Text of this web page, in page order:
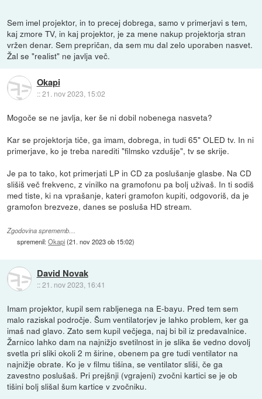
Sem imel projektor, in to precej dobrega, samo v primerjavi s tem,
kaj zmore TV, in kaj projektor, je za mene nakup projektorja stran
vržen denar. Sem prepričan, da sem mu dal zelo uporaben nasvet.
Žal se "realist" ne javlja več.
Okapi
::21. nov 2023, 15:02
Mogoče se ne javlja, ker še ni dobil nobenega nasveta?
Kar se projektorja tiče, ga imam, dobrega, in tudi 65" OLED tv. In ni
primerjave, ko je treba narediti "filmsko vzdušje", tv se skrije.
Je pa to tako, kot primerjati LP in CD za poslušanje glasbe. Na CD
slišiš več frekvenc, z vinilko na gramofonu pa bolj uživaš. In ti sodiš
med tiste, ki na vprašanje, kateri gramofon kupiti, odgovoriš, da je
gramofon brezveze, danes se posluša HD stream.
Zgodovina sprememb…
spremenil:Okapi(21. nov 2023 ob 15:02)
David Novak
::21. nov 2023, 16:41
Imam projektor, kupil sem rabljenega na E-bayu. Pred tem sem
malo raziskal področje. Šum ventilatorjev je lahko problem, ker ga
imaš nad glavo. Zato sem kupil večjega, naj bi bil iz predavalnice.
Žarnico lahko dam na najnižjo svetilnost in je slika še vedno dovolj
svetla pri sliki okoli 2 m širine, obenem pa gre tudi ventilator na
najnižje obrate. Ko je v filmu tišina, se ventilator sliši, če ga
zavestno poslušaš. Pri prejšnji (vgrajeni) zvočni kartici se je ob
tišini bolj slišal šum kartice v zvočniku.